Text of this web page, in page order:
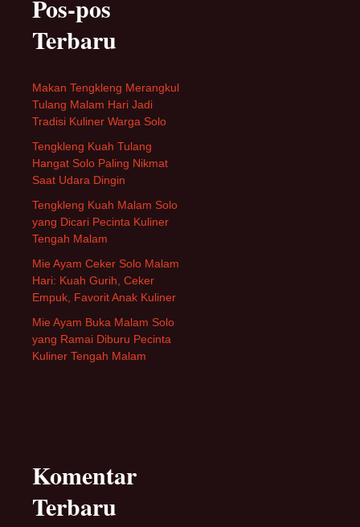
Pos-pos
Terbaru
Makan Tengkleng Merangkul
Tulang Malam Hari Jadi
Tradisi Kuliner Warga Solo
Tengkleng Kuah Tulang
Hangat Solo Paling Nikmat
Saat Udara Dingin
Tengkleng Kuah Malam Solo
yang Dicari Pecinta Kuliner
Tengah Malam
Mie Ayam Ceker Solo Malam
Hari: Kuah Gurih, Ceker
Empuk, Favorit Anak Kuliner
Mie Ayam Buka Malam Solo
yang Ramai Diburu Pecinta
Kuliner Tengah Malam
Komentar
Terbaru